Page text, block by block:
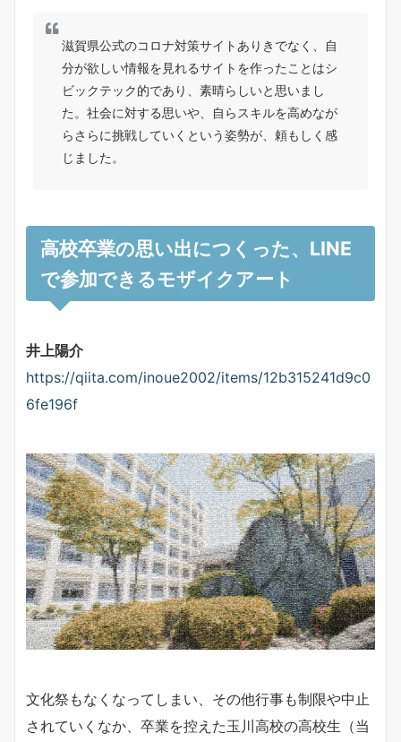
滋賀県公式のコロナ対策サイトありきでなく、自
分が欲しい情報を見れるサイトを作ったことはシ
ビックテック的であり、素晴らしいと思いまし
た。社会に対する思いや、自らスキルを高めなが
らさらに挑戦していくという姿勢が、頼もしく感
じました。
高校卒業の思い出につくった、LINE
で参加できるモザイクアート
井上陽介
https://qiita.com/inoue2002/items/12b315241d9c0
6fe196f
文化祭もなくなってしまい、その他行事も制限や中止
されていくなか、卒業を控えた玉川高校の高校生（当